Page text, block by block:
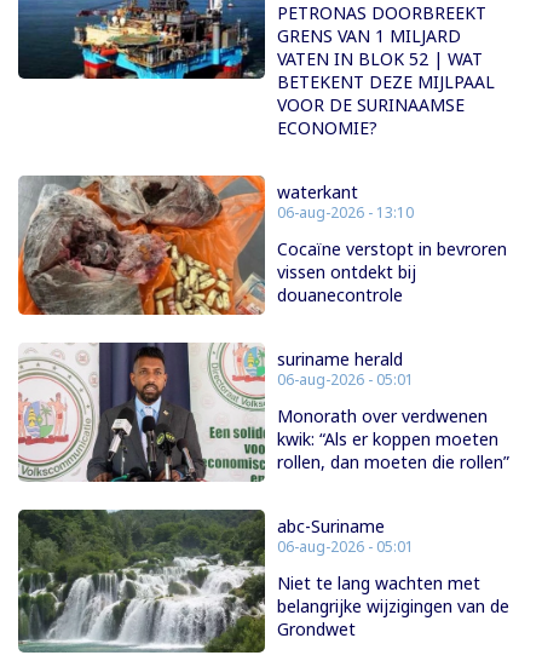
PETRONAS DOORBREEKT
GRENS VAN 1 MILJARD
VATEN IN BLOK 52 | WAT
BETEKENT DEZE MIJLPAAL
VOOR DE SURINAAMSE
ECONOMIE?
waterkant
06-aug-2026 - 13:10
Cocaïne verstopt in bevroren
vissen ontdekt bij
douanecontrole
suriname herald
06-aug-2026 - 05:01
Monorath over verdwenen
kwik: “Als er koppen moeten
rollen, dan moeten die rollen”
abc-Suriname
06-aug-2026 - 05:01
Niet te lang wachten met
belangrijke wijzigingen van de
Grondwet